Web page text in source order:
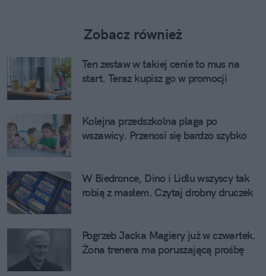
Zobacz również
Ten zestaw w takiej cenie to mus na
start. Teraz kupisz go w promocji
Kolejna przedszkolna plaga po
wszawicy. Przenosi się bardzo szybko
W Biedronce, Dino i Lidlu wszyscy tak
robią z masłem. Czytaj drobny druczek
Pogrzeb Jacka Magiery już w czwartek.
Żona trenera ma poruszającą prośbę